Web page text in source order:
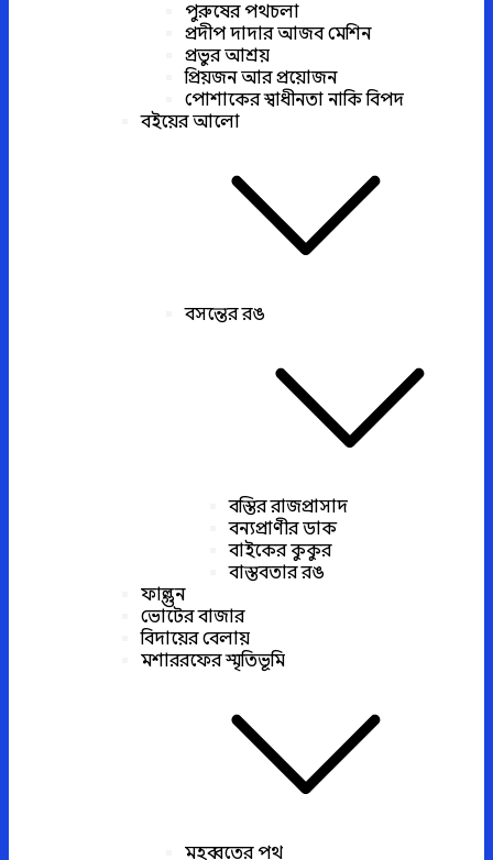
পুরুষের পথচলা
প্রদীপ দাদার আজব মেশিন
প্রভুর আশ্রয়
প্রিয়জন আর প্রয়োজন
পোশাকের স্বাধীনতা নাকি বিপদ
বইয়ের আলো
বসন্তের রঙ
বস্তির রাজপ্রাসাদ
বন্যপ্রাণীর ডাক
বাইকের কুকুর
বাস্তবতার রঙ
ফাল্গুন
ভোটের বাজার
বিদায়ের বেলায়
মশাররফের স্মৃতিভূমি
মহব্বতের পথ